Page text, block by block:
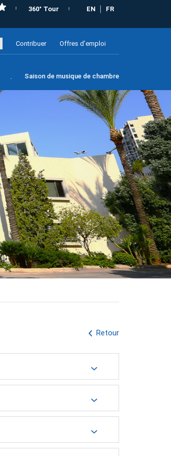
360° Tour EN FR
Contribuer Offres d’emploi
Saison de musique de chambre
Retour